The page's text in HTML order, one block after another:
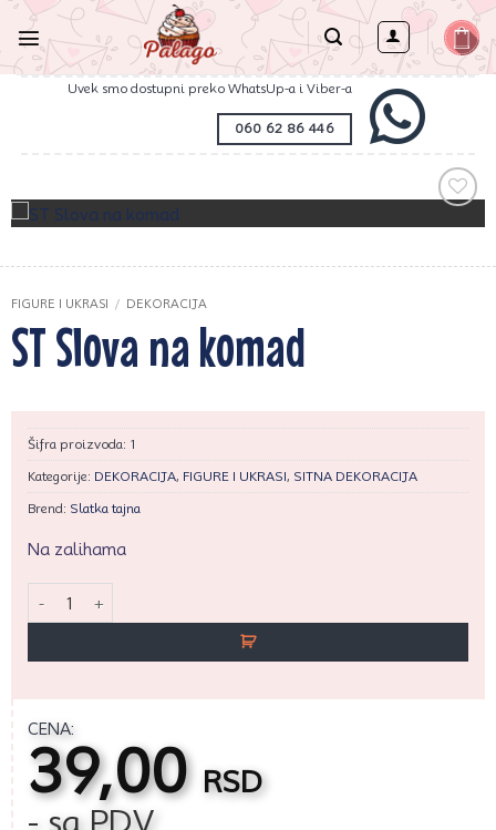
Preskoči
sadržaj
Uvek smo dostupni preko WhatsUp-a i Viber-a
060 62 86 446
Zaprati
FIGURE I UKRASI / DEKORACIJA
ST Slova na komad
Šifra proizvoda: 1
Kategorije: DEKORACIJA, FIGURE I UKRASI, SITNA DEKORACIJA
Brend: Slatka tajna
Na zalihama
CENA:
39,00 RSD
- sa PDV